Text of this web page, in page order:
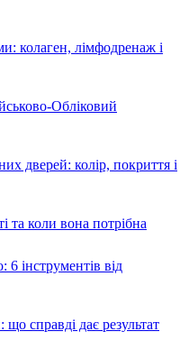
колаген, лімфодренаж і
Обліковий
дверей: колір, покриття і
та коли вона потрібна
інструментів від
справді дає результат